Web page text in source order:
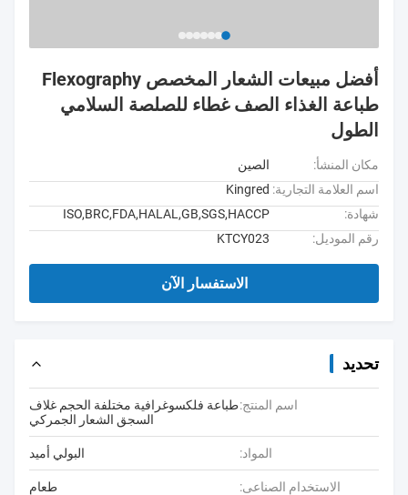
أفضل مبيعات الشعار المخصص Flexography
طباعة الغذاء الصف غطاء للصلصة السلامي
الطول
مكان المنشأ:
الصين
اسم العلامة التجارية: Kingred
شهادة:
ISO,BRC,FDA,HALAL,GB,SGS,HACCP
رقم الموديل:
KTCY023
الاستفسار الآن
تحديد
اسم المنتج:طباعة فلكسوغرافية مختلفة الحجم غلاف
السجق الشعار الجمركي
المواد: البولي أميد
الاستخدام الصناعى: طعام